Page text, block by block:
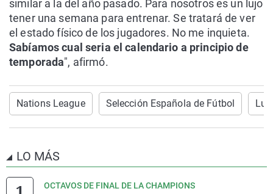
similar a la del año pasado. Para nosotros es un lujo
tener una semana para entrenar. Se tratará de ver
el estado físico de los jugadores. No me inquieta.
Sabíamos cual seria el calendario a principio de
temporada", afirmó.
Nations League Selección Española de Fútbol
LO MÁS
OCTAVOS DE FINAL DE LA CHAMPIONS